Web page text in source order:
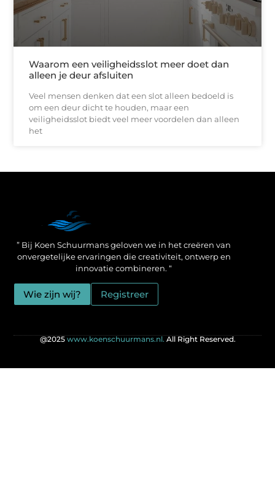
Waarom een veiligheidsslot meer doet dan
alleen je deur afsluiten
Veel mensen denken dat een slot alleen bedoeld is
om een deur dicht te houden, maar een
veiligheidsslot biedt veel meer voordelen dan alleen
het
” Bij Koen Schuurmans geloven we in het creëren van
onvergetelijke ervaringen die creativiteit, ontwerp en
innovatie combineren. “
Wie zijn wij? Registreer
@2025 www.koenschuurmans.nl. All Right Reserved.